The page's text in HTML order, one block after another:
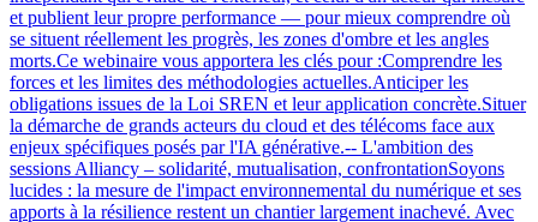
et publient leur propre performance — pour mieux comprendre où
se situent réellement les progrès, les zones d'ombre et les angles
morts.Ce webinaire vous apportera les clés pour :Comprendre les
forces et les limites des méthodologies actuelles.Anticiper les
obligations issues de la Loi SREN et leur application concrète.Situer
la démarche de grands acteurs du cloud et des télécoms face aux
enjeux spécifiques posés par l'IA générative.-- L'ambition des
sessions Alliancy – solidarité, mutualisation, confrontationSoyons
lucides : la mesure de l'impact environnemental du numérique et ses
apports à la résilience restent un chantier largement inachevé. Avec